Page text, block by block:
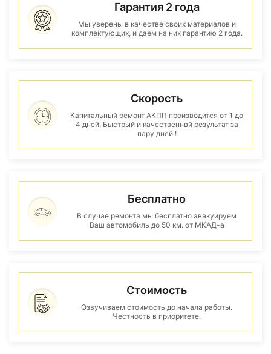
Гарантия 2 года
Мы уверены в качестве своих материалов и
комплектующих, и даем на них гарантию 2 года.
Скорость
Капитальный ремонт АКПП производится от 1 до
4 дней. Быстрый и качественнвй результат за
пару дней !
Бесплатно
В случае ремонта мы бесплатно эвакуируем
Ваш автомобиль до 50 км. от МКАД-а
Стоимость
Озвучиваем стоимость до начала работы.
Честность в приоритете.